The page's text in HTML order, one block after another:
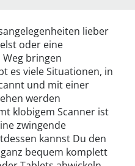
lieber
oder eine
bringen
es viele Situationen, in
und mit einer
werden
klobigem Scanner ist
zwingende
kannst Du den
bequem komplett